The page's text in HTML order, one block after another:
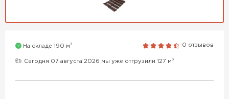
На складе 190 м3 0 отзывов
Сегодня 07 августа 2026 мы уже отгрузили 127 м3